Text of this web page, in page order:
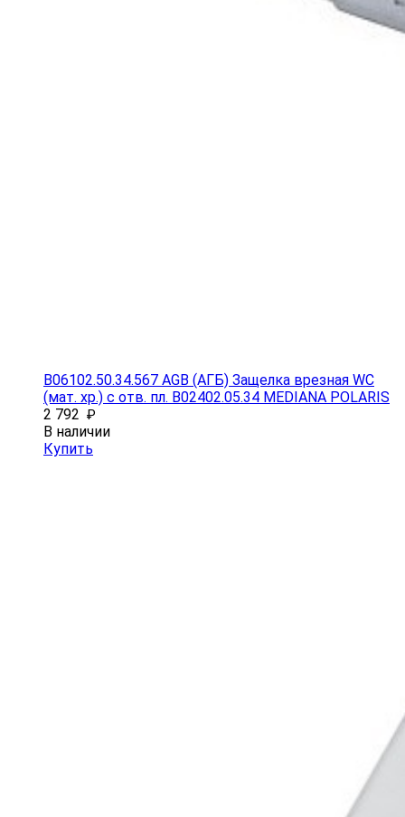
B06102.50.34.567 AGB (АГБ) Защелка врезная WC
(мат. хр.) с отв. пл. B02402.05.34 MEDIANA POLARIS
2 792 ₽
В наличии
Купить